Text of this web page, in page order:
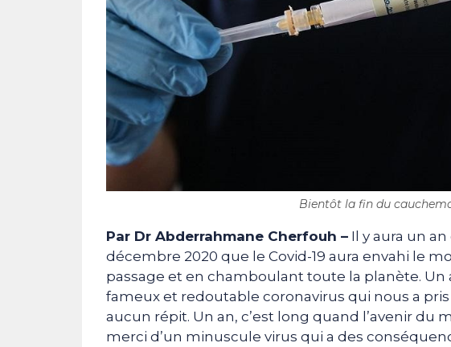
Bientôt la fin du
Par Dr Abderrahmane Cherfouh – Il y aura un
décembre 2020 que le Covid-19 aura envahi le
passage et en chamboulant toute la planète. Un
fameux et redoutable coronavirus qui nous a
aucun répit. Un an, c’est long quand l’avenir du
merci d’un minuscule virus qui a des